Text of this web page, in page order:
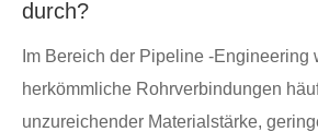
durch?
Im Bereich der Pipeline -Engineering
herkömmliche Rohrverbindungen
unzureichender Materialstärke,